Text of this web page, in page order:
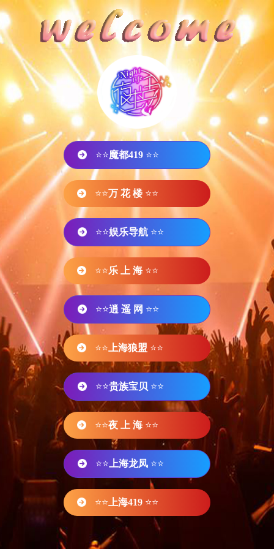
⭐⭐魔都419 ⭐⭐
⭐⭐万 花 楼 ⭐⭐
⭐⭐娱乐导航 ⭐⭐
⭐⭐乐 上 海 ⭐⭐
⭐⭐逍 遥 网 ⭐⭐
⭐⭐ 上海狼盟 ⭐⭐
⭐⭐贵族宝贝 ⭐⭐
⭐⭐夜 上 海 ⭐⭐
⭐⭐ 上海龙凤 ⭐⭐
⭐⭐ 上海419 ⭐⭐